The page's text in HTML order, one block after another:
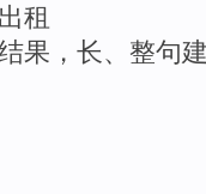
租
果，长、整句